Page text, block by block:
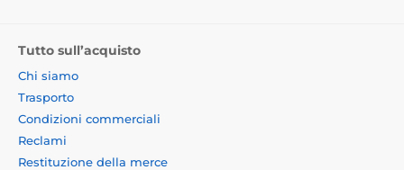
Tutto sull’acquisto
Chi siamo
Trasporto
Condizioni commerciali
Reclami
Restituzione della merce